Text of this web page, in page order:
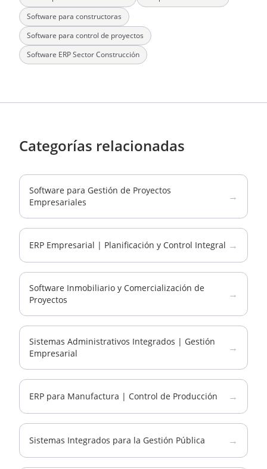
Software para constructoras
Software para control de proyectos
Software ERP Sector Construcción
Categorías relacionadas
Software para Gestión de Proyectos
Empresariales
→
ERP Empresarial | Planificación y Control Integral →
Software Inmobiliario y Comercialización de
Proyectos
→
Sistemas Administrativos Integrados | Gestión
Empresarial
→
ERP para Manufactura | Control de Producción →
Sistemas Integrados para la Gestión Pública →